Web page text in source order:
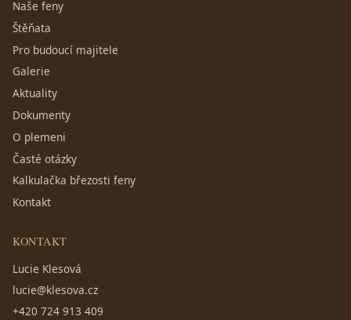
Naše feny
Štěňata
Pro budoucí majitele
Galerie
Aktuality
Dokumenty
O plemeni
Časté otázky
Kalkulačka březosti feny
Kontakt
KONTAKT
Lucie Klesová
lucie@klesova.cz
+420 724 913 409